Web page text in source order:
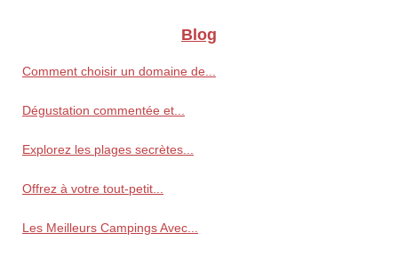
Blog
Comment choisir un domaine de...
Dégustation commentée et...
Explorez les plages secrètes...
Offrez à votre tout-petit...
Les Meilleurs Campings Avec...